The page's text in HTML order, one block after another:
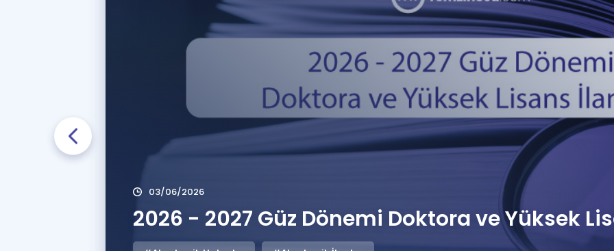
Blog
YDS - YÖKDİL
İngilizce Gramer
İngilizce Gramer
03/06/2026
2026 - 2027 Güz Dönemi Doktora ve Yüksek